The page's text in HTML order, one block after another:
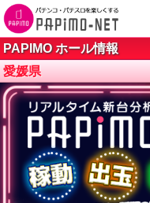
PAPIMO ホール情報
愛媛県